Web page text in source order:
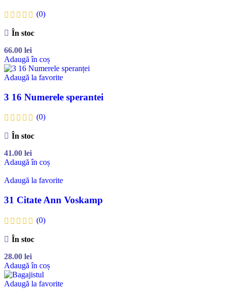
(0)
În stoc
66.00 lei
Adaugă în coș
Adaugă la favorite
3 16 Numerele sperantei
(0)
În stoc
41.00 lei
Adaugă în coș
Adaugă la favorite
31 Citate Ann Voskamp
(0)
În stoc
28.00 lei
Adaugă în coș
Adaugă la favorite